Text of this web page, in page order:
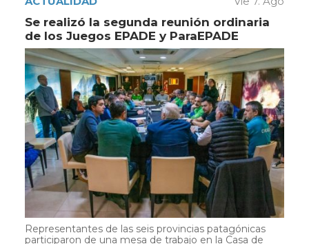
Se realizó la segunda reunión ordinaria
de los Juegos EPADE y ParaEPADE
Representantes de las seis provincias patagónicas
participaron de una mesa de trabajo en la Casa de